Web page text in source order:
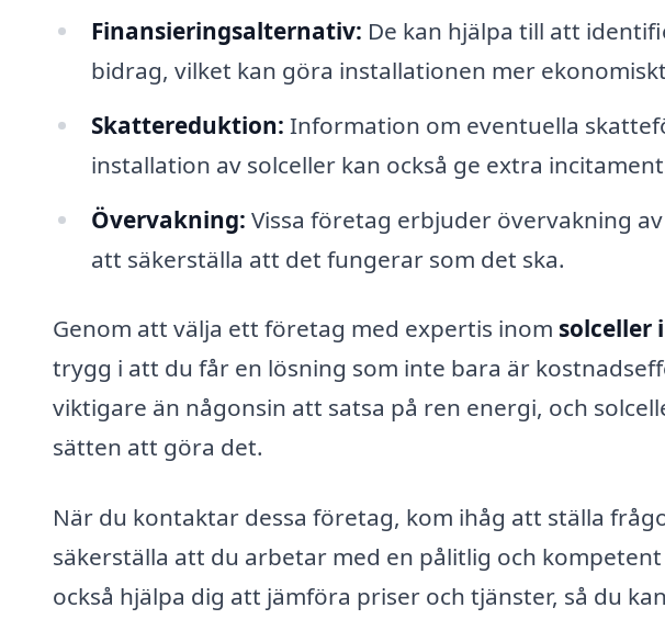
Finansieringsalternativ: De kan hjälpa till att
bidrag, vilket kan göra installationen mer
Skattereduktion: Information om eventuella
installation av solceller kan också ge extra
Övervakning: Vissa företag erbjuder övervakning
att säkerställa att det fungerar som det ska.
Genom att välja ett företag med expertis inom solceller
trygg i att du får en lösning som inte bara är
viktigare än någonsin att satsa på ren energi, och
sätten att göra det.
När du kontaktar dessa företag, kom ihåg att ställa
säkerställa att du arbetar med en pålitlig och
också hjälpa dig att jämföra priser och tjänster, så du